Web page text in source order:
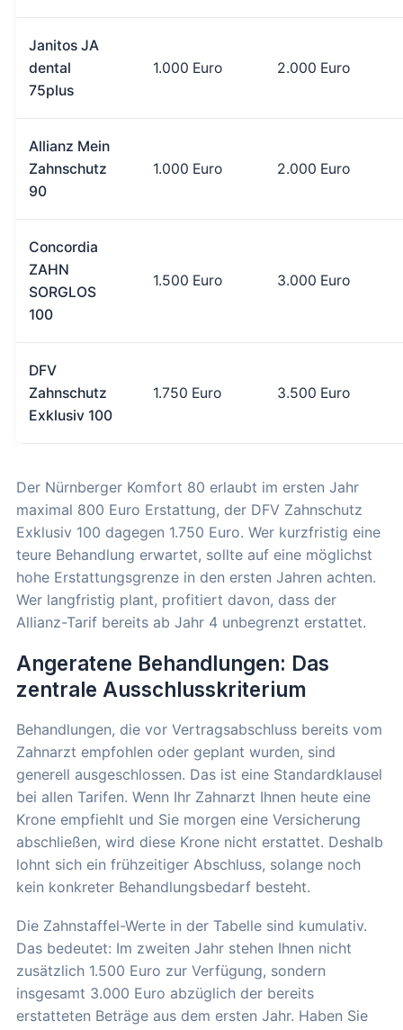
Janitos JA
dental
75plus
1.000 Euro 2.000 Euro
Allianz Mein
Zahnschutz
90
1.000 Euro 2.000 Euro
Concordia
ZAHN
SORGLOS
100
1.500 Euro 3.000 Euro
DFV
Zahnschutz
Exklusiv 100
1.750 Euro 3.500 Euro
Der Nürnberger Komfort 80 erlaubt im ersten Jahr
maximal 800 Euro Erstattung, der DFV Zahnschutz
Exklusiv 100 dagegen 1.750 Euro. Wer kurzfristig eine
teure Behandlung erwartet, sollte auf eine möglichst
hohe Erstattungsgrenze in den ersten Jahren achten.
Wer langfristig plant, profitiert davon, dass der
Allianz-Tarif bereits ab Jahr 4 unbegrenzt erstattet.
Angeratene Behandlungen: Das
zentrale Ausschlusskriterium
Behandlungen, die vor Vertragsabschluss bereits vom
Zahnarzt empfohlen oder geplant wurden, sind
generell ausgeschlossen. Das ist eine Standardklausel
bei allen Tarifen. Wenn Ihr Zahnarzt Ihnen heute eine
Krone empfiehlt und Sie morgen eine Versicherung
abschließen, wird diese Krone nicht erstattet. Deshalb
lohnt sich ein frühzeitiger Abschluss, solange noch
kein konkreter Behandlungsbedarf besteht.
Die Zahnstaffel-Werte in der Tabelle sind kumulativ.
Das bedeutet: Im zweiten Jahr stehen Ihnen nicht
zusätzlich 1.500 Euro zur Verfügung, sondern
insgesamt 3.000 Euro abzüglich der bereits
erstatteten Beträge aus dem ersten Jahr. Haben Sie